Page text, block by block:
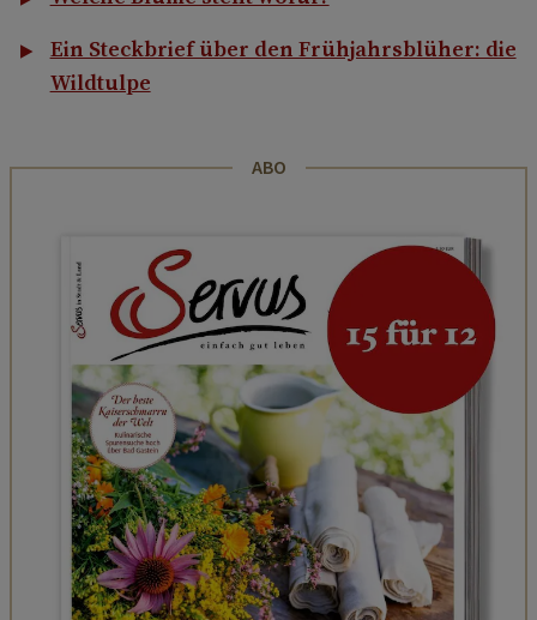
Ein Steckbrief über den Frühjahrsblüher: die
Wildtulpe
ABO